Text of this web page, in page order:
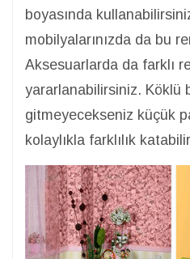
boyasında
mobilyalarınızda da bu
Aksesuarlarda da farklı
yararlanabilirsiniz. Köklü
gitmeyecekseniz küçük
kolaylıkla farklılık